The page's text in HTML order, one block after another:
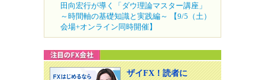
田向宏行が導く「ダウ理論マスター講座」
～時間軸の基礎知識と実践編～ 【9/5（土）
会場+オンライン同時開催】
ザイFX！読者に